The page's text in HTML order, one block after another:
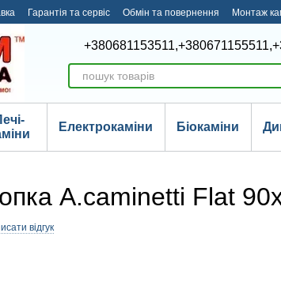
Гарантія та сервіс Обмін та повернення Монтаж
+380681153511,+380671155511,
Електрокаміни Біокаміни
A.caminetti Flat
відгук